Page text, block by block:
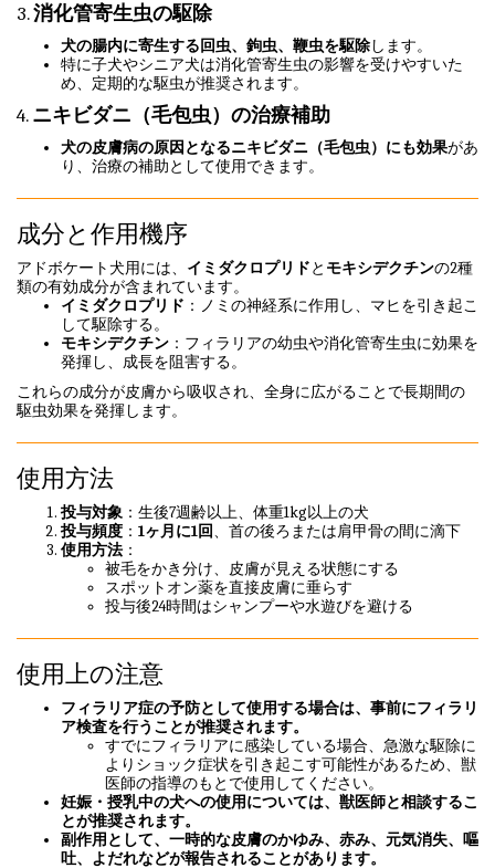
3.消化管寄生虫の駆除
犬の腸内に寄生する回虫、鉤虫、鞭虫を駆除します。
特に子犬やシニア犬は消化管寄生虫の影響を受けやすいた
め、定期的な駆虫が推奨されます。
4. ニキビダニ（毛包虫）の治療補助
犬の皮膚病の原因となるニキビダニ（毛包虫）にも効果があ
り、治療の補助として使用できます。
成分と作用機序
アドボケート犬用には、 イミダクロプリドと モキシデクチンの2種
類の有効成分が含まれています。
イミダクロプリド ：ノミの神経系に作用し、マヒを引き起こ
して駆除する。
モキシデクチン ：フィラリアの幼虫や消化管寄生虫に効果を
発揮し、成長を阻害する。
これらの成分が皮膚から吸収され、全身に広がることで長期間の
駆虫効果を発揮します。
使用方法
投与対象 ：生後7週齢以上、体重1kg以上の犬
投与頻度 ： 1ヶ月に1回、首の後ろまたは肩甲骨の間に滴下
使用方法 ：
被毛をかき分け、皮膚が見える状態にする
スポットオン薬を直接皮膚に垂らす
投与後24時間はシャンプーや水遊びを避ける
使用上の注意
フィラリア症の予防として使用する場合は、事前にフィラリ
ア検査を行うことが推奨されます。
すでにフィラリアに感染している場合、急激な駆除に
よりショック症状を引き起こす可能性があるため、獣
医師の指導のもとで使用してください。
妊娠・授乳中の犬への使用については、獣医師と相談するこ
とが推奨されます。
副作用として、一時的な皮膚のかゆみ、赤み、元気消失、嘔
吐、よだれなどが報告されることがあります。